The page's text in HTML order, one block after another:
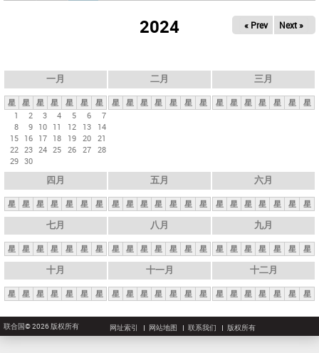
2024 « Prev Next »
一月
星 星 星 星 星 星
星
1
2 3 4 5 6
7
8
9 10 11 12 13
14
15 16 17 18 19 20 21
22 23 24 25 26 27 28
29 30
二月
星 星 星 星 星 星 星
三月
星 星 星 星 星 星 星
四月
星 星 星 星 星 星 星
五月
星 星 星 星 星 星 星
六月
星 星 星 星 星 星 星
七月
星 星 星 星 星 星 星
八月
星 星 星 星 星 星 星
九月
星 星 星 星 星 星 星
十月
星 星 星 星 星 星 星
十一月
星 星 星 星 星 星 星
十二月
星 星 星 星 星 星 星
联合国© 2026 版权所有 网址索引 网站地图 联系我们 版权所有